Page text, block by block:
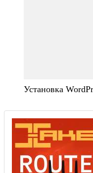
Установка